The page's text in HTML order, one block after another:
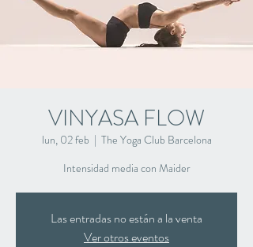
VINYASA FLOW
lun, 02 feb
  |
The Yoga Club Barcelona
Intensidad media con Maider
Las entradas no están a la venta
Ver otros eventos